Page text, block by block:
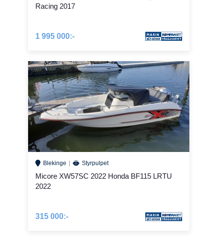
Racing 2017
1 995 000:-
Blekinge Styrpulpet
Micore XW57SC 2022 Honda BF115 LRTU
2022
315 000:-